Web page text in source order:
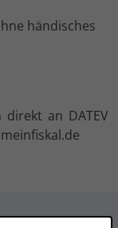
händisches
an DATEV